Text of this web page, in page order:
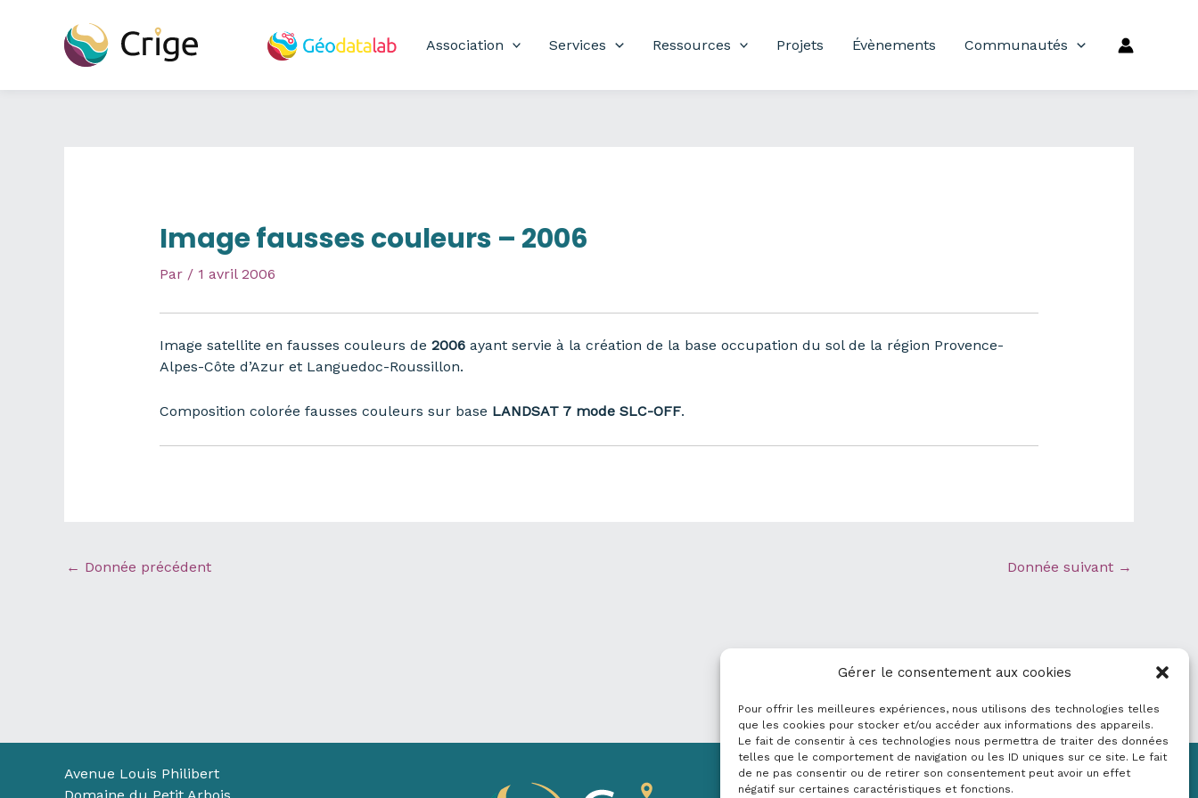
Gérer le consentement aux cookies
Pour offrir les meilleures expériences, nous utilisons des technologies telles
que les cookies pour stocker et/ou accéder aux informations des appareils.
Le fait de consentir à ces technologies nous permettra de traiter des données
telles que le comportement de navigation ou les ID uniques sur ce site. Le fait
de ne pas consentir ou de retirer son consentement peut avoir un effet
négatif sur certaines caractéristiques et fonctions.
Association Services Ressources Projets Évènements Communautés
Image fausses couleurs – 2006
Par / 1 avril 2006
Image satellite en fausses couleurs de 2006ayant servie à la création de la base occupation du sol de la région Provence-
Alpes-Côte d’Azur et Languedoc-Roussillon.
Composition colorée fausses couleurs sur base LANDSAT 7 mode SLC-OFF.
← Donnée précédent Donnée suivant →
Avenue Louis Philibert
Mentions légales